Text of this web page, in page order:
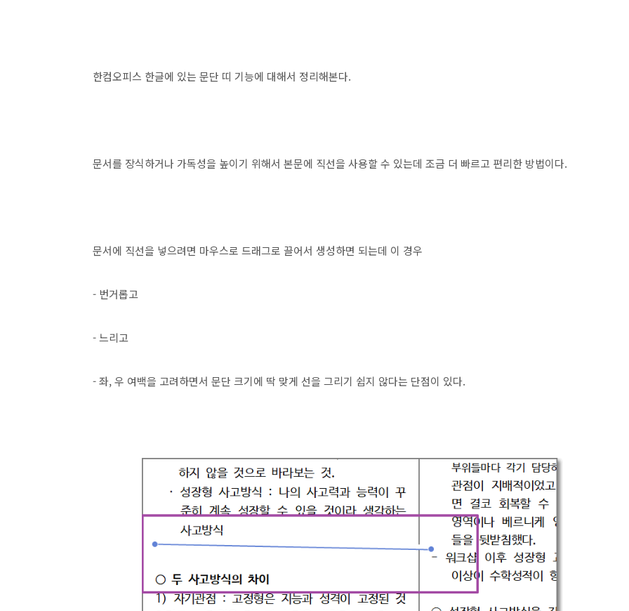
한컴오피스 한글에 있는 문단 띠 기능에 대해서 정리해본다.
문서를 장식하거나 가독성을 높이기 위해서 본문에 직선을 사용할 수 있는데 조금 더 빠르고 편리한 방법이다.
문서에 직선을 넣으려면 마우스로 드래그로 끌어서 생성하면 되는데 이 경우
- 번거롭고
- 느리고
- 좌, 우 여백을 고려하면서 문단 크기에 딱 맞게 선을 그리기 쉽지 않다는 단점이 있다.